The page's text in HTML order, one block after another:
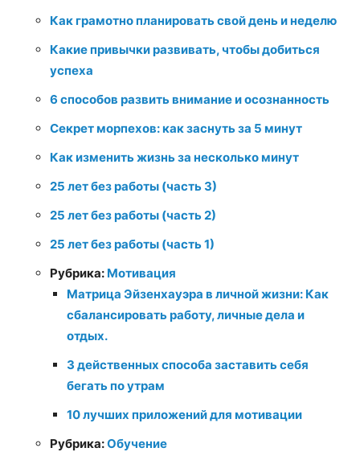
Как грамотно планировать свой день и неделю
Какие привычки развивать, чтобы добиться
успеха
6 способов развить внимание и осознанность
Секрет морпехов: как заснуть за 5 минут
Как изменить жизнь за несколько минут
25 лет без работы (часть 3)
25 лет без работы (часть 2)
25 лет без работы (часть 1)
Рубрика: Мотивация
Матрица Эйзенхауэра в личной жизни: Как
сбалансировать работу, личные дела и
отдых.
3 действенных способа заставить себя
бегать по утрам
10 лучших приложений для мотивации
Рубрика:Обучение